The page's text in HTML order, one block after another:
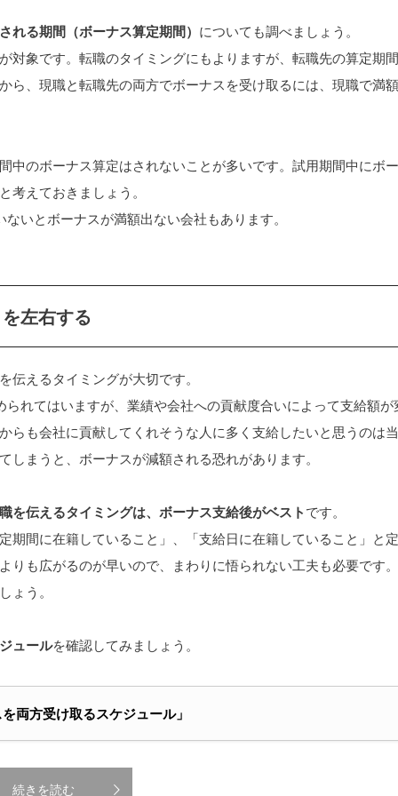
れる期間（ボーナス算定期間） についても調べましょう。
対象です。転職のタイミングにもよりますが、転職先の算定期間
ら、現職と転職先の両方でボーナスを受け取るには、現職で満額
中のボーナス算定はされないことが多いです。試用期間中にボー
考えておきましょう。
いとボーナスが満額出ない会社もあります。
左右する
えるタイミングが大切です。
れてはいますが、業績や会社への貢献度合いによって支給額が
らも会社に貢献してくれそうな人に多く支給したいと思うのは当
まうと、ボーナスが減額される恐れがあります。
を伝えるタイミングは、ボーナス支給後がベスト です。
期間に在籍していること」、「支給日に在籍していること」と定
りも広がるのが早いので、まわりに悟られない工夫も必要です。
ょう。
ュールを確認してみましょう。
両方受け取るスケジュール」
続きを読む